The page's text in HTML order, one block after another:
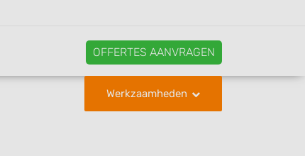
OFFERTES AANVRAGEN
Werkzaamheden